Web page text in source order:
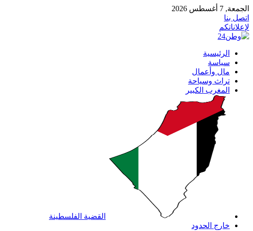
الجمعة, 7 أغسطس 2026
اتصل بنا
لإعلاناتكم
الرئيسية
سياسة
مال وأعمال
تراث وسياحة
المغرب الكبير
القضية الفلسطينة
خارج الحدود